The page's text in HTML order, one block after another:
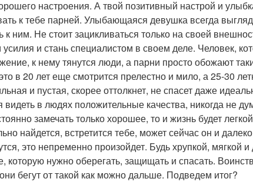
настроения. А твой позитивный настрой и
к тебе парней. Улыбающаяся девушка всегда
к ним. Не стоит зацикливаться только на своей
и стань специалистом в своем деле. Человек,
к нему тянутся люди, а парни просто обожают
в 20 лет еще смотрится прелестно и мило, а 25-30
и пустая, скорее оттолкнет, не спасет даже
видеть в людях положительные качества, никогда не
замечать только хорошее, то и жизнь будет
найдется, встретится тебе, может сейчас он и
это непременно произойдет. Будь хрупкой,
которую нужно оберегать, защищать и спасать.
бегут от такой как можно дальше. Подведем итог?